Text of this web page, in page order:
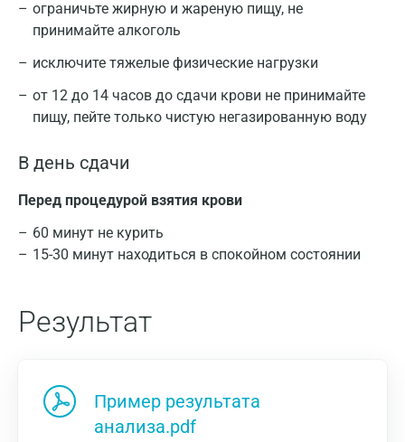
ограничьте жирную и жареную пищу, не
принимайте алкоголь
исключите тяжелые физические нагрузки
от 12 до 14 часов до сдачи крови не принимайте
пищу, пейте только чистую негазированную воду
В день сдачи
Перед процедурой взятия крови
60 минут не курить
15-30 минут находиться в спокойном состоянии
Результат
Пример результата
анализа.pdf